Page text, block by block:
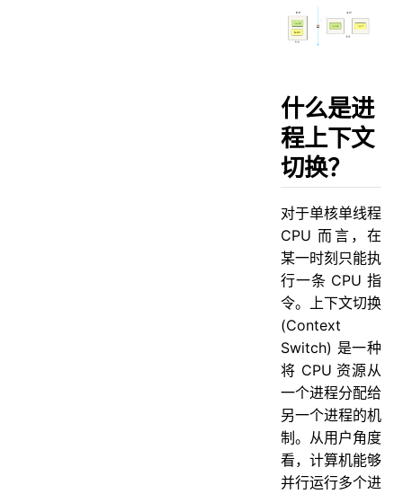
什么是进
程上下文
切换？
对于单核单线程
CPU 而言，在
某一时刻只能执
行一条 CPU 指
令。上下文切换
(Context
Switch) 是一种
将 CPU 资源从
一个进程分配给
另一个进程的机
制。从用户角度
看，计算机能够
并行运行多个进